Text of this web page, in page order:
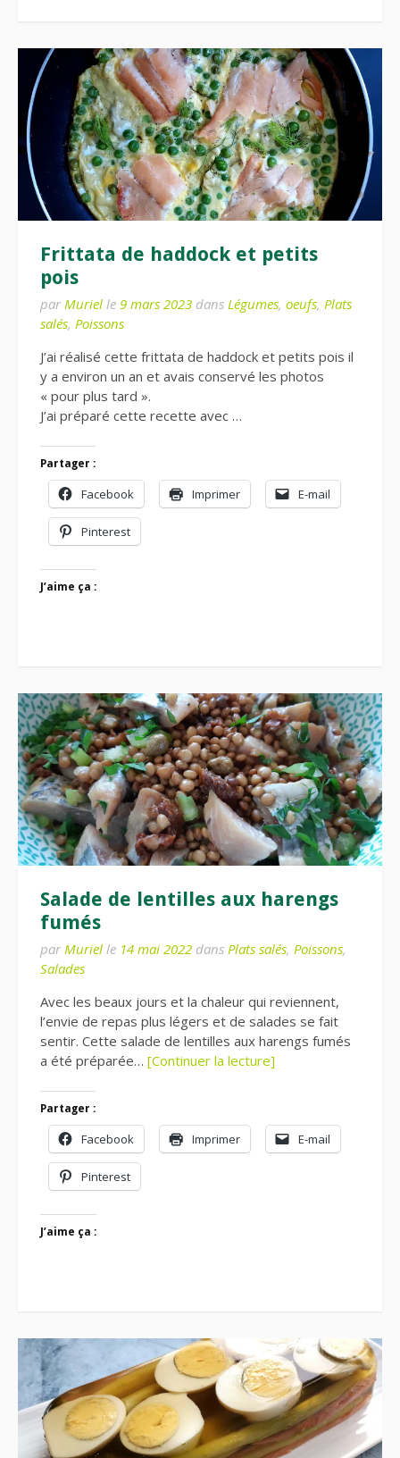
Frittata de haddock et petits
pois
par Muriel le 9 mars 2023 dans Légumes, oeufs, Plats
salés, Poissons
J’ai réalisé cette frittata de haddock et petits pois il
y a environ un an et avais conservé les photos
« pour plus tard ».
J’ai préparé cette recette avec …
Partager :
Facebook Imprimer E-mail
Pinterest
J’aime ça :
Salade de lentilles aux harengs
fumés
par Muriel le 14 mai 2022 dans Plats salés, Poissons,
Salades
Avec les beaux jours et la chaleur qui reviennent,
l’envie de repas plus légers et de salades se fait
sentir. Cette salade de lentilles aux harengs fumés
a été préparée… [Continuer la lecture]
Partager :
Facebook Imprimer E-mail
Pinterest
J’aime ça :